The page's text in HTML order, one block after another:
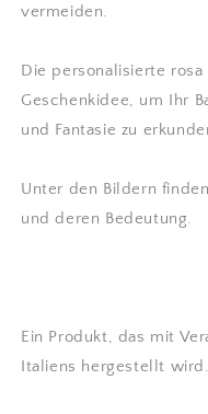
vermeiden.
Die personalisierte
Geschenkidee, um Ihr
und Fantasie zu
Unter den Bildern
und deren Bedeutung.
Ein Produkt, das mit
Italiens hergestellt wird.